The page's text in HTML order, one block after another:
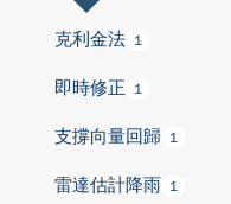
克利金法 1
即時修正 1
支撐向量回歸 1
雷達估計降雨 1